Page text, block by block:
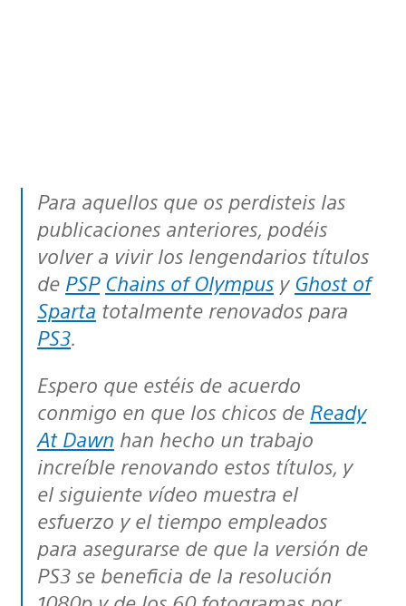
Para aquellos que os perdisteis las
publicaciones anteriores, podéis
volver a vivir los lengendarios títulos
de PSP Chains of Olympus y Ghost of
Sparta totalmente renovados para
PS3.
Espero que estéis de acuerdo
conmigo en que los chicos de Ready
At Dawn han hecho un trabajo
increíble renovando estos títulos, y
el siguiente vídeo muestra el
esfuerzo y el tiempo empleados
para asegurarse de que la versión de
PS3 se beneficia de la resolución